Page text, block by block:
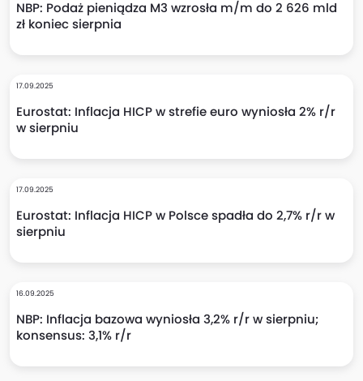
NBP: Podaż pieniądza M3 wzrosła m/m do 2 626 mld
zł koniec sierpnia
17.09.2025
Eurostat: Inflacja HICP w strefie euro wyniosła 2% r/r
w sierpniu
17.09.2025
Eurostat: Inflacja HICP w Polsce spadła do 2,7% r/r w
sierpniu
16.09.2025
NBP: Inflacja bazowa wyniosła 3,2% r/r w sierpniu;
konsensus: 3,1% r/r